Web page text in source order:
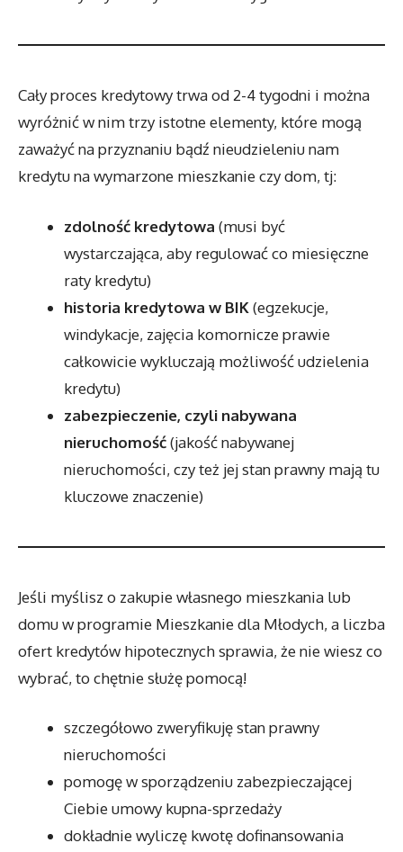
Cały proces kredytowy trwa od 2-4 tygodni i można
wyróżnić w nim trzy istotne elementy, które mogą
zaważyć na przyznaniu bądź nieudzieleniu nam
kredytu na wymarzone mieszkanie czy dom, tj:
zdolność kredytowa (musi być
wystarczająca, aby regulować co miesięczne
raty kredytu)
historia kredytowa w BIK (egzekucje,
windykacje, zajęcia komornicze prawie
całkowicie wykluczają możliwość udzielenia
kredytu)
zabezpieczenie, czyli nabywana
nieruchomość(jakość nabywanej
nieruchomości, czy też jej stan prawny mają tu
kluczowe znaczenie)
Jeśli myślisz o zakupie własnego mieszkania lub
domu w programie Mieszkanie dla Młodych, a liczba
ofert kredytów hipotecznych sprawia, że nie wiesz co
wybrać, to chętnie służę pomocą!
szczegółowo zweryfikuję stan prawny
nieruchomości
pomogę w sporządzeniu zabezpieczającej
Ciebie umowy kupna-sprzedaży
dokładnie wyliczę kwotę dofinansowania